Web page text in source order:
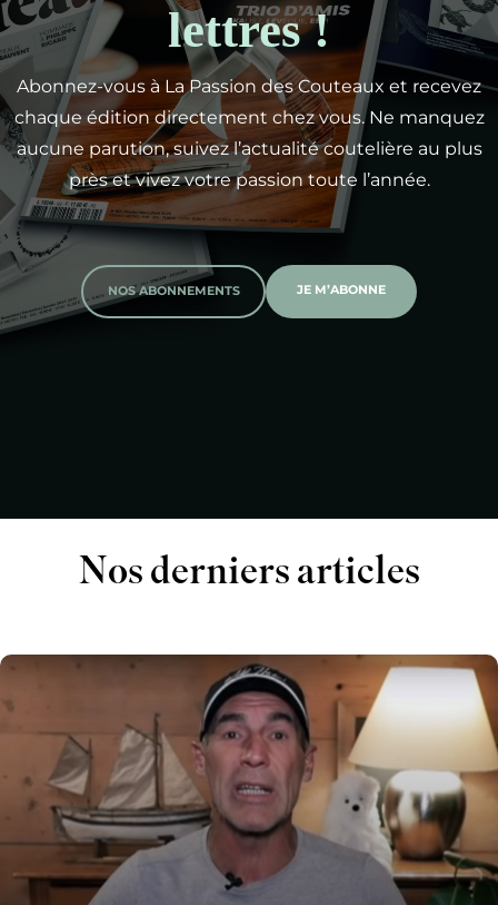
lettres !
Abonnez-vous à La Passion des Couteaux et recevez
chaque édition directement chez vous. Ne manquez
aucune parution, suivez l’actualité coutelière au plus
près et vivez votre passion toute l’année.
NOS ABONNEMENTS JE M’ABONNE
Nos derniers articles